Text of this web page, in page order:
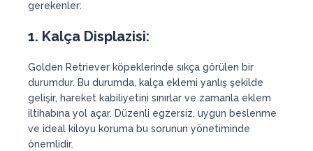
gerekenler:
1. Kalça Displazisi:
Golden Retriever köpeklerinde sıkça görülen bir
durumdur. Bu durumda, kalça eklemi yanlış şekilde
gelişir, hareket kabiliyetini sınırlar ve zamanla eklem
iltihabına yol açar. Düzenli egzersiz, uygun beslenme
ve ideal kiloyu koruma bu sorunun yönetiminde
önemlidir.